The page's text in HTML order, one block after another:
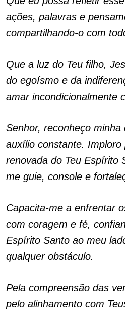
ações, palavras e
compartilhando-o com
Que a luz do Teu filho,
do egoísmo e da
amar incondicionalmente
Senhor, reconheço minha
auxílio constante. Imploro
renovada do Teu Espírito
me guie, console e
Capacita-me a enfrentar
com coragem e fé,
Espírito Santo ao meu
qualquer obstáculo.
Pela compreensão das
pelo alinhamento com